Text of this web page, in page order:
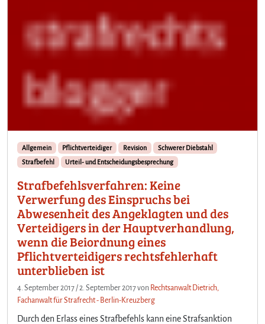
Allgemein Pflichtverteidiger Revision
Schwerer Diebstahl
Strafbefehl
Urteil- und Entscheidungsbesprechung
Strafbefehlsverfahren: Keine
Verwerfung des Einspruchs bei
Abwesenheit des Angeklagten und des
Verteidigers in der Hauptverhandlung,
wenn die Beiordnung eines
Pflichtverteidigers rechtsfehlerhaft
unterblieben ist
4. September 2017 /2. September 2017von Rechtsanwalt Dietrich,
Fachanwalt für Strafrecht - Berlin-Kreuzberg
Durch den Erlass eines Strafbefehls kann eine Strafsanktion